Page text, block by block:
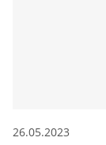
26.05.2023